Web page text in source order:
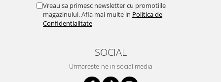
Vreau sa primesc newsletter cu promotiile
magazinului. Afla mai multe in Politica de
Confidentialitate
SOCIAL
Urmareste-ne in social media